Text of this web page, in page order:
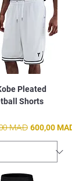
Pleated
Shorts
MAD Prix
600,00 MAD